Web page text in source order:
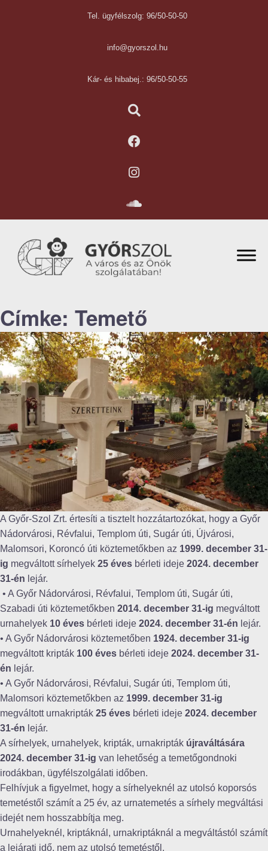
Tel. ügyfélszolg: 96/50-50-50
info@gyorszol.hu
Kár- és hibabej.: 96/50-50-55
Címke: Temető
A Győr-Szol Zrt. értesíti a tisztelt hozzátartozókat, hogy a Győr
Nádorvárosi, Révfalui, Templom úti, Sugár úti, Újvárosi,
Malomsori, Koroncó úti köztemetőkben az 1999. december 31-
ig megváltott sírhelyek 25 éves bérleti ideje 2024. december
31-én lejár.
• A Győr Nádorvárosi, Révfalui, Templom úti, Sugár úti,
Szabadi úti köztemetőkben 2014. december 31-ig megváltott
urnahelyek 10 éves bérleti ideje 2024. december 31-én lejár.
• A Győr Nádorvárosi köztemetőben 1924. december 31-ig
megváltott kripták 100 éves bérleti ideje 2024. december 31-
én lejár.
• A Győr Nádorvárosi, Révfalui, Sugár úti, Templom úti,
Malomsori köztemetőkben az 1999. december 31-ig
megváltott urnakripták 25 éves bérleti ideje 2024. december
31-én lejár.
A sírhelyek, urnahelyek, kripták, urnakripták újraváltására
2024. december 31-ig van lehetőség a temetőgondnoki
irodákban, ügyfélszolgálati időben.
Felhívjuk a figyelmet, hogy a sírhelyeknél az utolsó koporsós
temetéstől számít a 25 év, az urnatemetés a sírhely megváltási
idejét nem hosszabbítja meg.
Urnahelyeknél, kriptáknál, urnakriptáknál a megváltástól számít
a lejárati idő, nem az utolsó temetéstől.